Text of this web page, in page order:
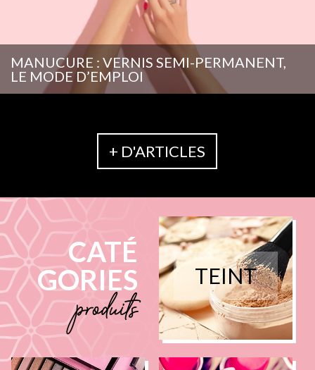
MANUCURE : VERNIS SEMI-PERMANENT,
LE MODE D’EMPLOI
+ D'ARTICLES
CATÉ
GORIES
produits
TEINT